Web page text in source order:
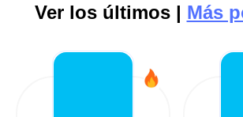
Ver los últimos | Más